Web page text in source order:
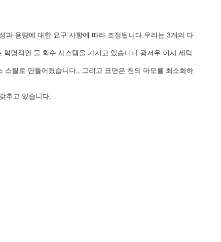
과 용량에 대한 요구 사항에 따라 조정됩니다.우리는 3개의 다
명적인 물 회수 시스템을 가지고 있습니다.광저우 이시 세탁
틸로 만들어졌습니다., 그리고 표면은 천의 마모를 최소화하
추고 있습니다.